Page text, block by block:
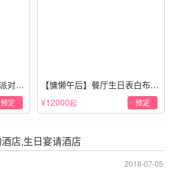
对策
预定
【慵懒午后】餐厅生日表白布置
场景·轻奢白色系
¥12000起 预定
店,生日宴请酒店
2018-07-05